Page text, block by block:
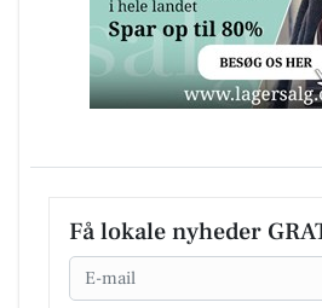
Få lokale nyheder
Email